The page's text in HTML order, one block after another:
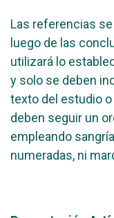
Las referencias
luego de las
utilizará lo
y solo se deben
texto del estudio
deben seguir un
empleando
numeradas, ni